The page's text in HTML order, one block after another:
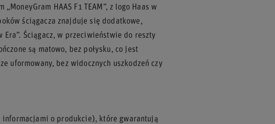
HAAS F1 TEAM”, z logo Haas w
ściągacza znajduje się dodatkowe,
Ściągacz, w przeciwieństwie do reszty
są matowo, bez połysku, co jest
uformowany, bez widocznych uszkodzeń czy
informacjami o produkcie), które gwarantują